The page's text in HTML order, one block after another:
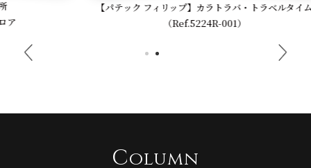
【パテック フィリップ】カラトラバ・トラベルタイム
（Ref.5224R-001）
Column